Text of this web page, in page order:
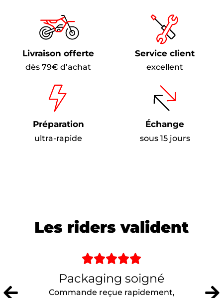
Livraison offerte
dès 79€ d’achat
Service client
excellent
Préparation
ultra-rapide
Échange
sous 15 jours
Les riders valident

Packaging soigné
Commande reçue rapidement,